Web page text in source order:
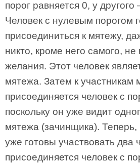
порог равняется 0, у
Человек с нулевым порогом
присоединиться к мятежу,
никто, кроме него самого, не
желания. Этот человек
мятежа. Затем к участникам
присоединяется человек с
поскольку он уже видит
мятежа (зачинщика). Теперь,
уже готовы участвовать два
присоединяется человек с